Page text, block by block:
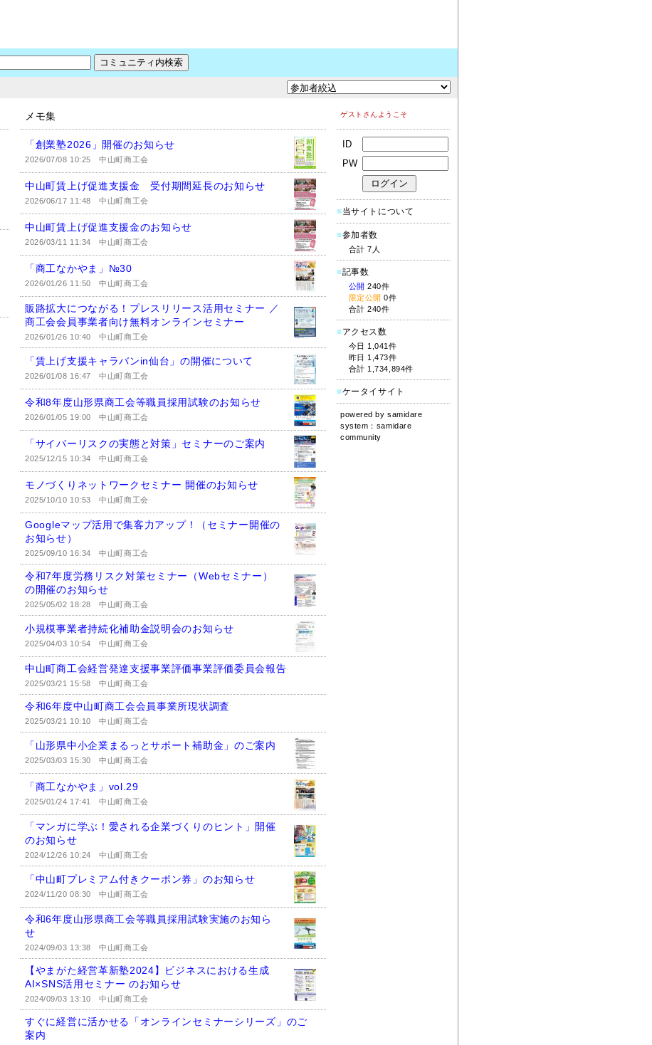
メモ集
「創業塾2026」開催のお知らせ
2026/07/08 10:25中山町商工会
中山町賃上げ促進支援金 受付期間延長のお知らせ
2026/06/17 11:48中山町商工会
中山町賃上げ促進支援金のお知らせ
2026/03/11 11:34中山町商工会
「商工なかやま」№30
2026/01/26 11:50中山町商工会
販路拡大につながる！プレスリリース活用セミナー ／
商工会会員事業者向け無料オンラインセミナー
2026/01/26 10:40中山町商工会
「賃上げ支援キャラバンin仙台」の開催について
2026/01/08 16:47中山町商工会
令和8年度山形県商工会等職員採用試験のお知らせ
2026/01/05 19:00中山町商工会
「サイバーリスクの実態と対策」セミナーのご案内
2025/12/15 10:34中山町商工会
モノづくりネットワークセミナー 開催のお知らせ
2025/10/10 10:53中山町商工会
Googleマップ活用で集客力アップ！（セミナー開催の
お知らせ）
2025/09/10 16:34中山町商工会
令和7年度労務リスク対策セミナー（Webセミナー）
の開催のお知らせ
2025/05/02 18:28中山町商工会
小規模事業者持続化補助金説明会のお知らせ
2025/04/03 10:54中山町商工会
中山町商工会経営発達支援事業評価事業評価委員会報告
2025/03/21 15:58中山町商工会
令和6年度中山町商工会会員事業所現状調査
2025/03/21 10:10中山町商工会
「山形県中小企業まるっとサポート補助金」のご案内
2025/03/03 15:30中山町商工会
「商工なかやま」vol.29
2025/01/24 17:41中山町商工会
「マンガに学ぶ！愛される企業づくりのヒント」開催
のお知らせ
2024/12/26 10:24中山町商工会
「中山町プレミアム付きクーポン券」のお知らせ
2024/11/20 08:30中山町商工会
令和6年度山形県商工会等職員採用試験実施のお知ら
せ
2024/09/03 13:38中山町商工会
【やまがた経営革新塾2024】ビジネスにおける生成
AI×SNS活用セミナー のお知らせ
2024/09/03 13:10中山町商工会
すぐに経営に活かせる「オンラインセミナーシリーズ」のご
案内
ゲストさんようこそ
ID
PW
■当サイトについて
■参加者数
合計 7人
■記事数
公開 240件
限定公開 0件
合計 240件
■アクセス数
今日 1,041件
昨日 1,473件
合計 1,734,894件
■ケータイサイト
powered bysamidare
system： samidare
community